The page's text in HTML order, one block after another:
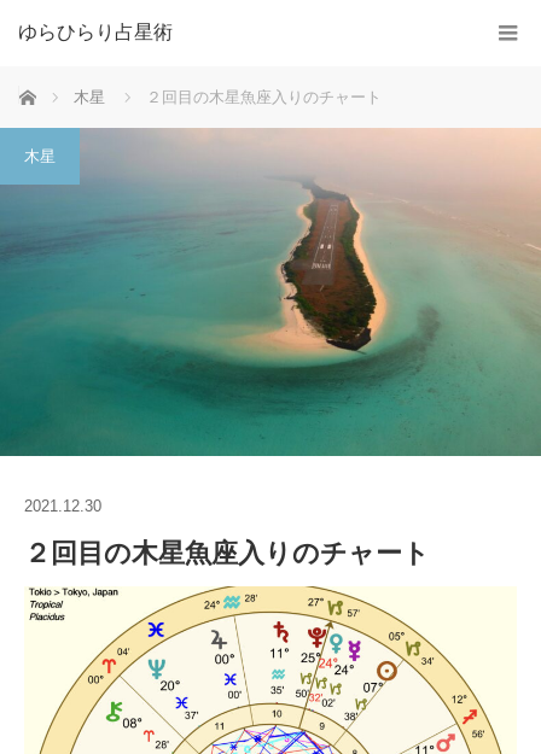
ゆらひらり占星術
ホーム 木星 ２回目の木星魚座入りのチャート
木星
2021.12.30
２回目の木星魚座入りのチャート